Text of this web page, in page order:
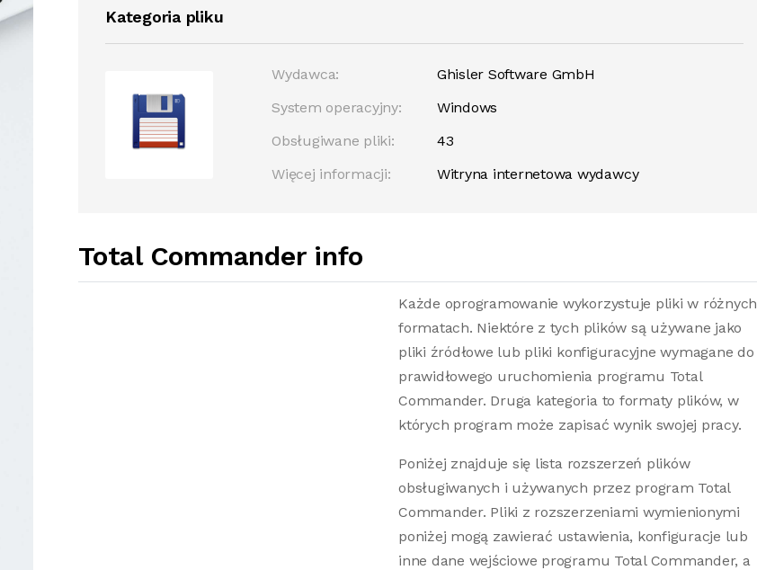
Kategoria pliku
Wydawca:
Ghisler Software GmbH
System operacyjny:
Windows
Obsługiwane pliki:
43
Więcej informacji:
Witryna internetowa wydawcy
Total Commander info
Każde oprogramowanie wykorzystuje pliki w różnych
formatach. Niektóre z tych plików są używane jako
pliki źródłowe lub pliki konfiguracyjne wymagane do
prawidłowego uruchomienia programu Total
Commander. Druga kategoria to formaty plików, w
których program może zapisać wynik swojej pracy.
Poniżej znajduje się lista rozszerzeń plików
obsługiwanych i używanych przez program Total
Commander. Pliki z rozszerzeniami wymienionymi
poniżej mogą zawierać ustawienia, konfiguracje lub
inne dane wejściowe programu Total Commander, a